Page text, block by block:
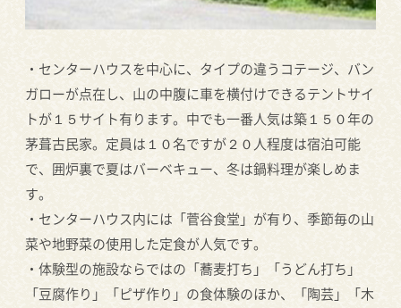
・センターハウスを中心に、タイプの違うコテージ、バン
ガローが点在し、山の中腹に車を横付けできるテントサイ
トが１５サイト有ります。中でも一番人気は築１５０年の
茅葺古民家。定員は１０名ですが２０人程度は宿泊可能
で、囲炉裏で夏はバーベキュー、冬は鍋料理が楽しめま
す。
・センターハウス内には「菅谷食堂」が有り、季節毎の山
菜や地野菜の使用した定食が人気です。
・体験型の施設ならではの「蕎麦打ち」「うどん打ち」
「豆腐作り」「ピザ作り」の食体験のほか、「陶芸」「木